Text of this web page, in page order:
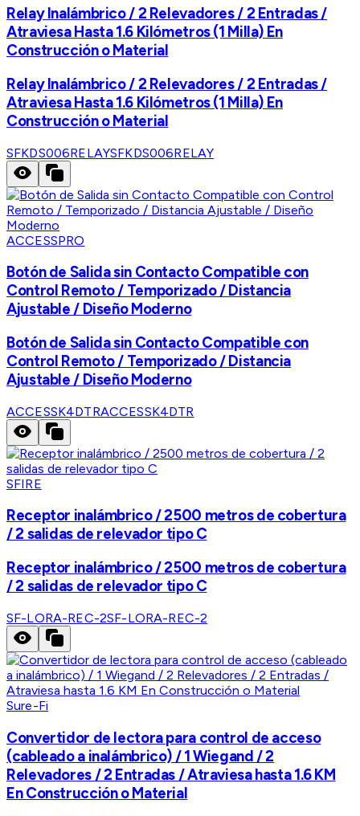
Relay Inalámbrico / 2 Relevadores / 2 Entradas /
Atraviesa Hasta 1.6 Kilómetros (1 Milla) En
Construcción o Material
Relay Inalámbrico / 2 Relevadores / 2 Entradas /
Atraviesa Hasta 1.6 Kilómetros (1 Milla) En
Construcción o Material
SFKDS006RELAYSFKDS006RELAY
ACCESSPRO
Botón de Salida sin Contacto Compatible con
Control Remoto / Temporizado / Distancia
Ajustable / Diseño Moderno
Botón de Salida sin Contacto Compatible con
Control Remoto / Temporizado / Distancia
Ajustable / Diseño Moderno
ACCESSK4DTRACCESSK4DTR
SFIRE
Receptor inalámbrico / 2500 metros de cobertura
/ 2 salidas de relevador tipo C
Receptor inalámbrico / 2500 metros de cobertura
/ 2 salidas de relevador tipo C
SF-LORA-REC-2SF-LORA-REC-2
Sure-Fi
Convertidor de lectora para control de acceso
(cableado a inalámbrico) / 1 Wiegand / 2
Relevadores / 2 Entradas / Atraviesa hasta 1.6 KM
En Construcción o Material